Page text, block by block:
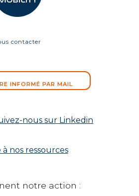
contacter
INFORMÉ PAR MAIL
nous sur Linkedin
à nos ressources
notre action :